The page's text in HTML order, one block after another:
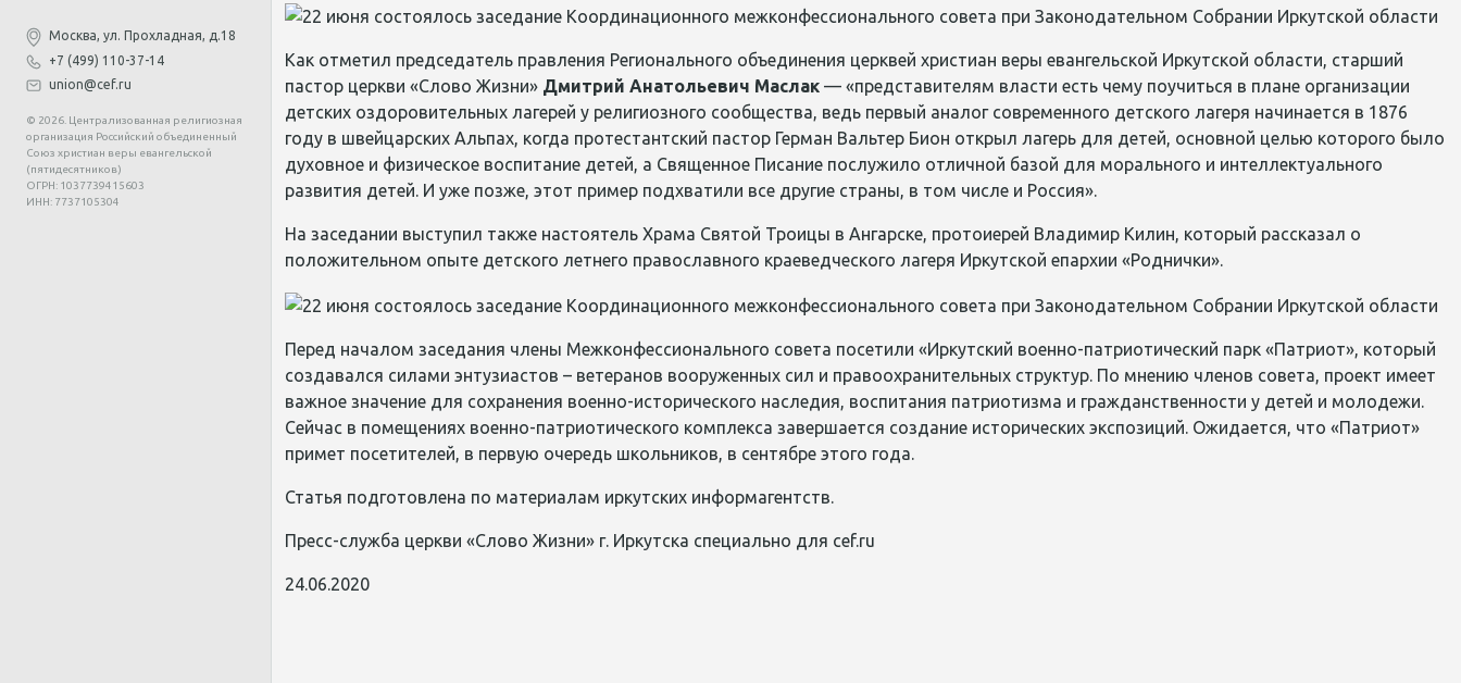
Москва, ул. Прохладная, д.18
+7 (499) 110-37-14
union@cef.ru
© 2026. Централизованная религиозная
организация Российский объединенный
Союз христиан веры евангельской
(пятидесятников)
ОГРН: 1037739415603
ИНН: 7737105304
Как отметил председатель правления Регионального объединения церквей христиан веры евангельской Иркутской области, старший
пастор церкви «Слово Жизни» Дмитрий Анатольевич Маслак — «представителям власти есть чему поучиться в плане организации
детских оздоровительных лагерей у религиозного сообщества, ведь первый аналог современного детского лагеря начинается в 1876
году в швейцарских Альпах, когда протестантский пастор Герман Вальтер Бион открыл лагерь для детей, основной целью которого было
духовное и физическое воспитание детей, а Священное Писание послужило отличной базой для морального и интеллектуального
развития детей. И уже позже, этот пример подхватили все другие страны, в том числе и Россия».
На заседании выступил также настоятель Храма Святой Троицы в Ангарске, протоиерей Владимир Килин, который рассказал о
положительном опыте детского летнего православного краеведческого лагеря Иркутской епархии «Роднички».
Перед началом заседания члены Межконфессионального совета посетили «Иркутский военно-патриотический парк «Патриот», который
создавался силами энтузиастов – ветеранов вооруженных сил и правоохранительных структур. По мнению членов совета, проект имеет
важное значение для сохранения военно-исторического наследия, воспитания патриотизма и гражданственности у детей и молодежи.
Сейчас в помещениях военно-патриотического комплекса завершается создание исторических экспозиций. Ожидается, что «Патриот»
примет посетителей, в первую очередь школьников, в сентябре этого года.
Статья подготовлена по материалам иркутских информагентств.
Пресс-служба церкви «Слово Жизни» г. Иркутска специально для cef.ru
24.06.2020